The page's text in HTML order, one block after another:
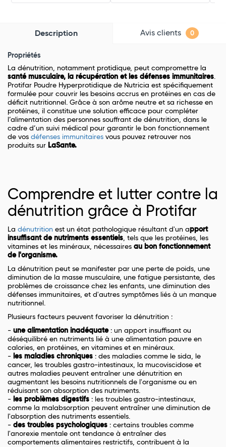
Description Avis clients 0
Propriétés
La dénutrition, notamment protidique, peut compromettre la
santé musculaire, la récupération et les défenses immunitaires.
Protifar Poudre Hyperprotidique de Nutricia est spécifiquement
formulée pour couvrir les besoins accrus en protéines en cas de
déficit nutritionnel. Grâce à son arôme neutre et sa richesse en
protéines, il constitue une solution efficace pour compléter
l’alimentation des personnes souffrant de dénutrition, dans le
cadre d’un suivi médical pour garantir le bon fonctionnement
de vos défenses immunitaires vous pouvez retrouver nos
produits sur LaSante.
Comprendre et lutter contre la
dénutrition grâce à Protifar
La dénutrition est un état pathologique résultant d'un apport
insuffisant de nutriments essentiels, tels que les protéines, les
vitamines et les minéraux, nécessaires au bon fonctionnement
de l'organisme.
La dénutrition peut se manifester par une perte de poids, une
diminution de la masse musculaire, une fatigue persistante, des
problèmes de croissance chez les enfants, une diminution des
défenses immunitaires, et d'autres symptômes liés à un manque
nutritionnel.
Plusieurs facteurs peuvent favoriser la dénutrition :
- une alimentation inadéquate: un apport insuffisant ou
déséquilibré en nutriments lié à une alimentation pauvre en
calories, en protéines, en vitamines et en minéraux.
- les maladies chroniques : des maladies comme le sida, le
cancer, les troubles gastro-intestinaux, la mucoviscidose et
autres maladies peuvent entraîner une dénutrition en
augmentant les besoins nutritionnels de l'organisme ou en
réduisant son absorption des nutriments.
- les problèmes digestifs : les troubles gastro-intestinaux,
comme la malabsorption peuvent entraîner une diminution de
l'absorption des nutriments essentiels.
- des troubles psychologiques : certains troubles comme
l'anorexie mentale ont tendance à entraîner des
comportements alimentaires restrictifs, contribuent à la